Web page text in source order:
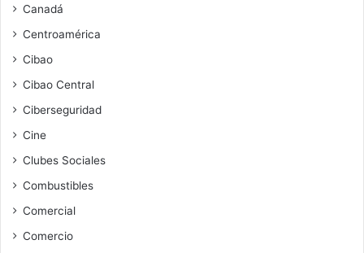
Canadá
Centroamérica
Cibao
Cibao Central
Ciberseguridad
Cine
Clubes Sociales
Combustibles
Comercial
Comercio